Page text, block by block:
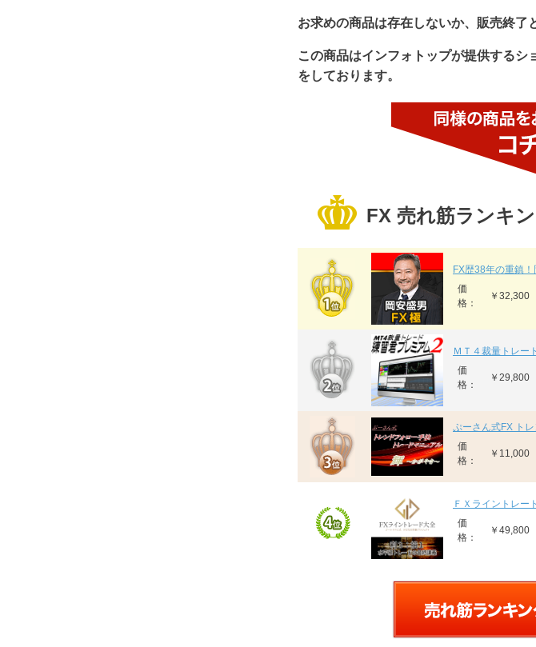
お求めの商品は存在しないか、販売終了
この商品はインフォトップが提供する
をしております。
FX 売れ筋ランキ
FX歴38年の重鎮
価
格：
￥32,300
ＭＴ４裁量トレー
価
格：
￥29,800
ぷーさん式FX ト
価
格：
￥11,000
ＦＸライントレー
価
格：
￥49,800